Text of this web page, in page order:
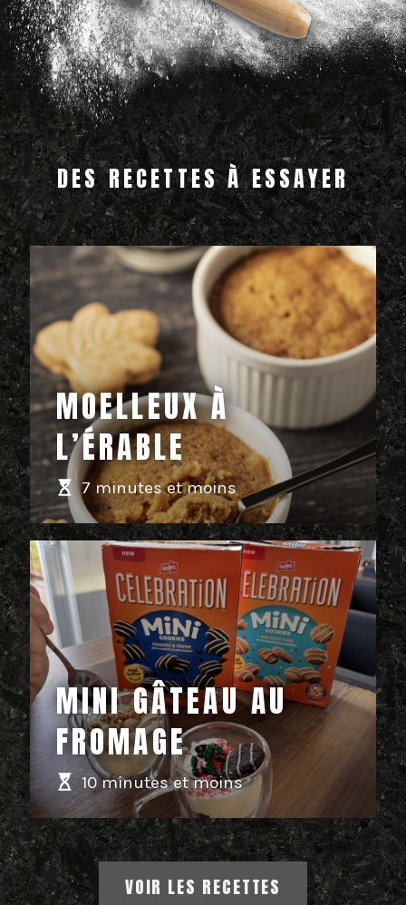
DES RECETTES À ESSAYER
MOELLEUX À
L’ÉRABLE
7 minutes et moins
MINI GÂTEAU AU
FROMAGE
10 minutes et moins
VOIR LES RECETTES